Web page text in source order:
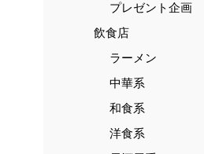
プレゼント企画
飲食店
ラーメン
中華系
和食系
洋食系